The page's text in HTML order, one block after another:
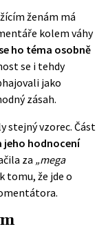
ženám má
kolem váhy
ho téma osobně
se i tehdy
jako
zásah.
stejný vzorec. Část
hodnocení
za „mega
tomu, že jde o